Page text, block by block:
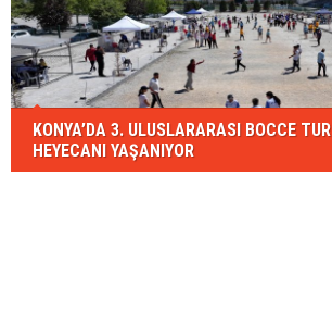
KONYA’DA 3. ULUSLARARASI BOCCE
HEYECANI YAŞANIYOR